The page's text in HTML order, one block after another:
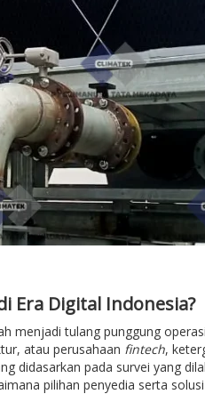
Era Digital Indonesia?
menjadi tulang punggung
atau perusahaan fintech,
didasarkan pada survei yang
pilihan penyedia serta